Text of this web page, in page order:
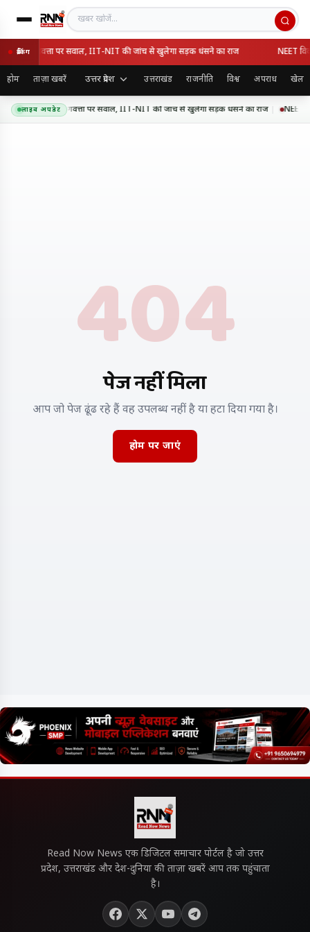
खबर खोजें
ब्रेकिंग
की गुणवत्ता पर सवाल, IIT-NIT की जांच से खुलेगा सड़क धंसने का राज NEET
होम ताज़ा खबरें उत्तर प्रदेश उत्तराखंड राजनीति विश्व अपराध खेल
लाइव अपडेट
एक्सप्रेसवे की गुणवत्ता पर सवाल, IIT-NIT की जांच से खुलेगा सड़क धंसने का राज NEET
404
पेज नहीं मिला
आप जो पेज ढूंढ रहे हैं वह उपलब्ध नहीं है या हटा दिया गया है।
होम पर जाएं
Read Now News एक डिजिटल समाचार पोर्टल है जो उत्तर
प्रदेश, उत्तराखंड और देश-दुनिया की ताज़ा खबरें आप तक पहुंचाता
है।